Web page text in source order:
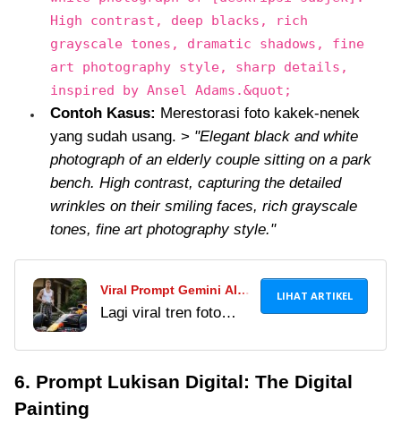
High contrast, deep blacks, rich
grayscale tones, dramatic shadows, fine
art photography style, sharp details,
inspired by Ansel Adams.&quot;
Contoh Kasus: Merestorasi foto kakek-nenek
yang sudah usang. > "Elegant black and white
photograph of an elderly couple sitting on a park
bench. High contrast, capturing the detailed
wrinkles on their smiling faces, rich grayscale
tones, fine art photography style."
Viral Prompt Gemini AI
Untuk Membuat Foto
Realistis!
Lagi viral tren foto
tahu cara membuatnya
LIHAT ARTIKEL
6. Prompt Lukisan Digital: The Digital
Painting